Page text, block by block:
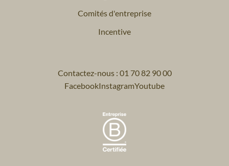
Comités d'entreprise
Incentive
Contactez-nous : 01 70 82 90 00
FacebookInstagramYoutube